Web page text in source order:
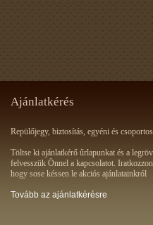
Ajánlatkérés
Repülőjegy, biztosítás, egyéni és
Töltse ki ajánlatkérő űrlapunkat és a
felvesszük Önnel a kapcsolatot.
hogy sose késsen le akciós ajánlatainkról
Tovább az ajánlatkérésre